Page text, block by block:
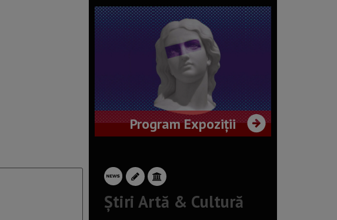
Program Expoziții
Știri Artă & Cultură